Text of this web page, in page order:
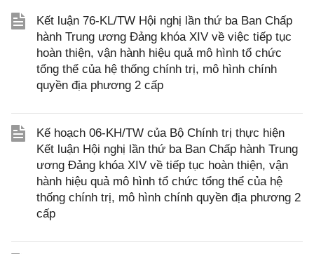
Kết luận 76-KL/TW Hội nghị lần thứ ba Ban Chấp
hành Trung ương Đảng khóa XIV về việc tiếp tục
hoàn thiện, vận hành hiệu quả mô hình tổ chức
tổng thể của hệ thống chính trị, mô hình chính
quyền địa phương 2 cấp
Kế hoạch 06-KH/TW của Bộ Chính trị thực hiện
Kết luận Hội nghị lần thứ ba Ban Chấp hành Trung
ương Đảng khóa XIV về tiếp tục hoàn thiện, vận
hành hiệu quả mô hình tổ chức tổng thể của hệ
thống chính trị, mô hình chính quyền địa phương 2
cấp